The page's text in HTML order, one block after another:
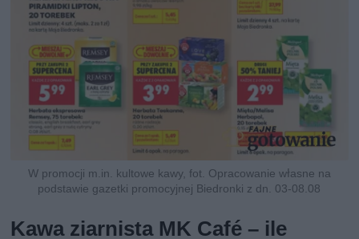
W promocji m.in. kultowe kawy, fot. Opracowanie własne na
podstawie gazetki promocyjnej Biedronki z dn. 03-08.08
Kawa ziarnista MK Café – ile